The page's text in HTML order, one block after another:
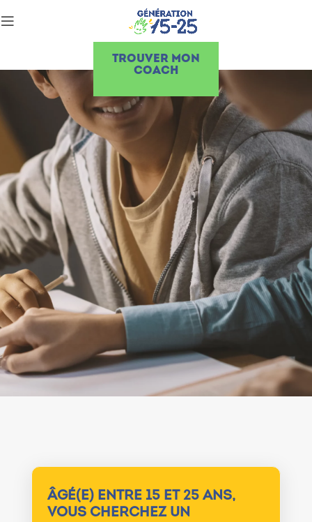
TROUVER MON
COACH
ÂGÉ(E) ENTRE 15 ET 25 ANS,
VOUS CHERCHEZ UN